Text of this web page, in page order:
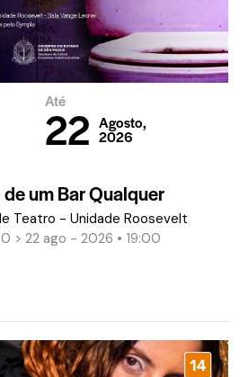
Até
22 Agosto,
2026
um Bar Qualquer
Teatro - Unidade Roosevelt
> 22 ago - 2026 • 19:00